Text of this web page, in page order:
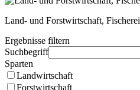
Land- und Forstwirtschaft, Fischerei
Ergebnisse filtern
Suchbegriff
Sparten
Landwirtschaft
Forstwirtschaft